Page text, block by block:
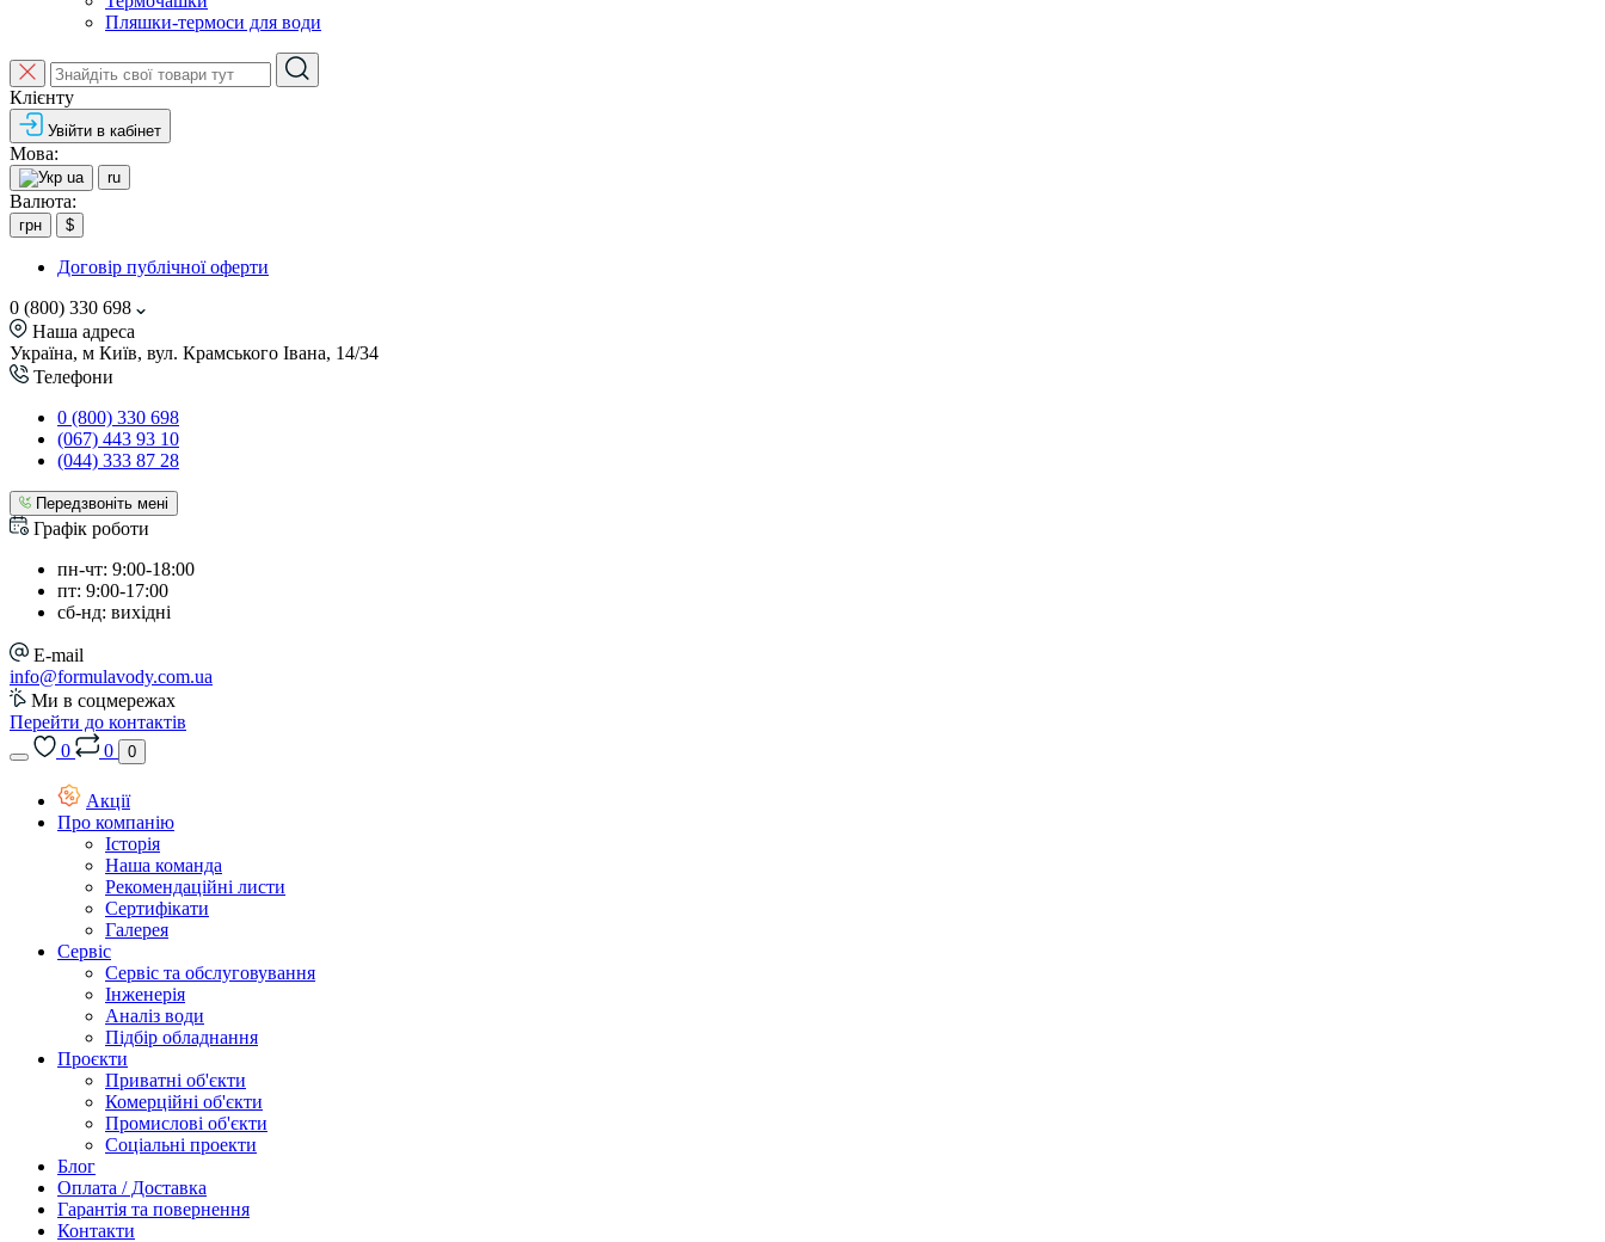
Пляшки-термоси для води
Клієнту
Увійти в кабінет
Мова:
ua ru
Валюта:
грн $
Договір публічної оферти
0 (800) 330 698
Наша адреса
Україна, м Київ, вул. Крамського Івана, 14/34
Телефони
0 (800) 330 698
(067) 443 93 10
(044) 333 87 28
Передзвоніть мені
Графік роботи
пн-чт: 9:00-18:00
пт: 9:00-17:00
сб-нд: вихідні
E-mail
info@formulavody.com.ua
Ми в соцмережах
Перейти до контактів
0
0 0
Акції
Про компанію
Історія
Наша команда
Рекомендаційні листи
Сертифікати
Галерея
Сервіс
Сервіс та обслуговування
Інженерія
Аналіз води
Підбір обладнання
Проєкти
Приватні об'єкти
Комерційні об'єкти
Промислові об'єкти
Соціальні проекти
Блог
Оплата / Доставка
Гарантія та повернення
Контакти